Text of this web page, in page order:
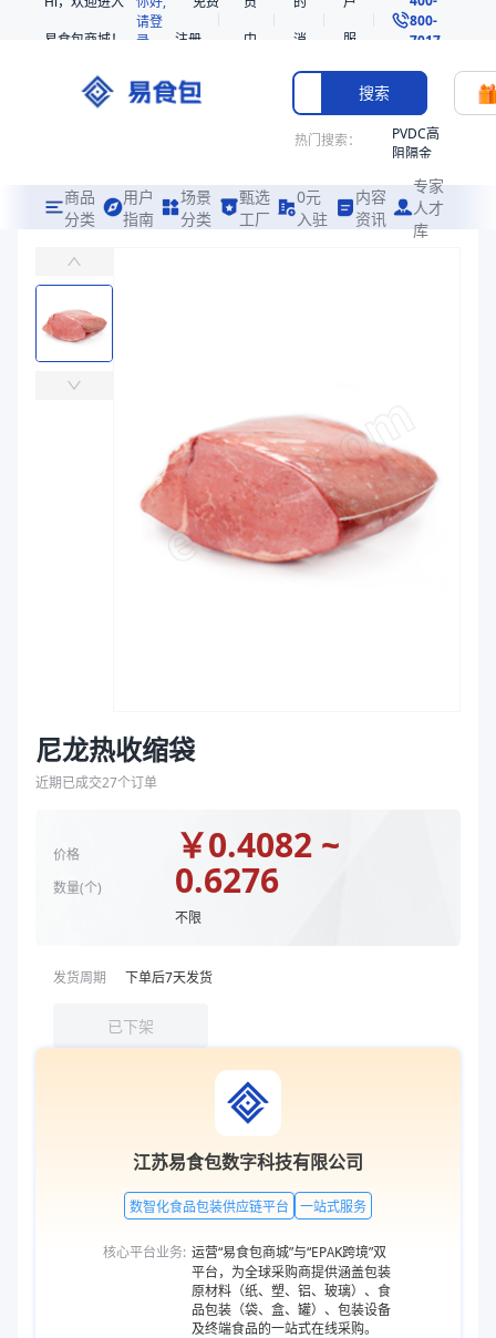
易食包商城！
请登
录
注册
中
消
息
服
务
800-
7017
搜索
热门搜索：
PVDC高
阻隔金
共挤热
收缩袋
SE53
热收缩
袋
拉伸膜
商品
分类
用户
指南
场景
分类
甄选
工厂
0元
入驻
内容
资讯
专家
人才
库
易食包（EPAK）专注于尼龙热收缩袋包装，提供详尽的规格参数、实
商品参数
商品分类
80、100
250、230
300、275
透明
弧线底封
尼龙热收缩袋
近期已成交27个订单
价格
数量(个)
￥0.4082 ~
0.6276
不限
发货周期 下单后7天发货
已下架
江苏易食包数字科技有限公司
数智化食品包装供应链平台 一站式服务
核心平台业务: 运营“易食包商城”与“EPAK跨境”双
平台，为全球采购商提供涵盖包装
原材料（纸、塑、铝、玻璃）、食
品包装（袋、盒、罐）、包装设备
及终端食品的一站式在线采购。